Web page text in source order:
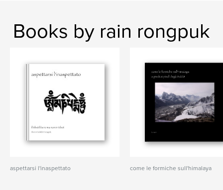
Books by rain rongpuk
aspettarsi l'inaspettato come le formiche sull'himalaya